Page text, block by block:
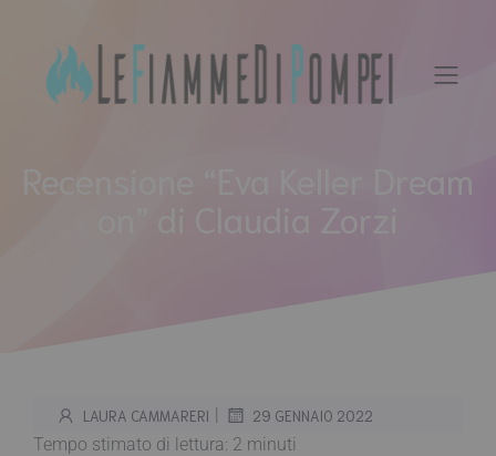
contenuto
Recensione “Eva Keller Dream
LAURA CAMMARERI | 29 GENNAIO 2022
Tempo stimato di lettura: 2 minuti